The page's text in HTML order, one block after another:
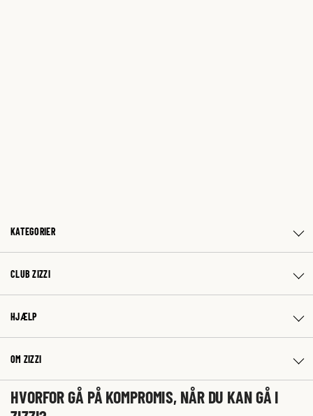
KATEGORIER
CLUB ZIZZI
HJÆLP
OM ZIZZI
HVORFOR GÅ PÅ KOMPROMIS, NÅR DU KAN GÅ I